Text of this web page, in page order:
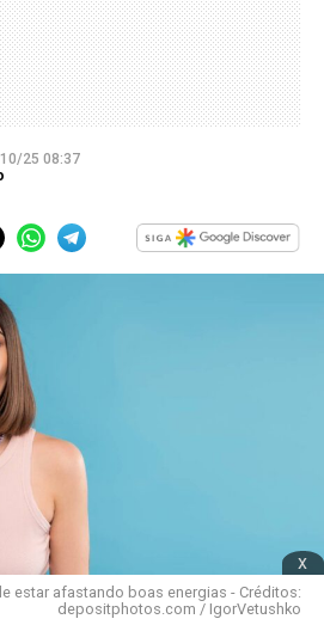
25 08:37
x
estar afastando boas energias - Créditos:
depositphotos.com / IgorVetushko